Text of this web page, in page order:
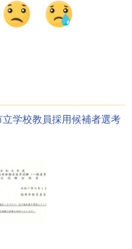
学校教員採用候補者選考